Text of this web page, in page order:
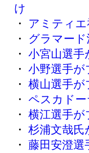
け
・ アミティ
・ グラマー
・ 小宮山選
・ 小野選手
・ 横山選手
・ ペスカド
・ 横江選手
・ 杉浦文哉
・ 藤田安澄